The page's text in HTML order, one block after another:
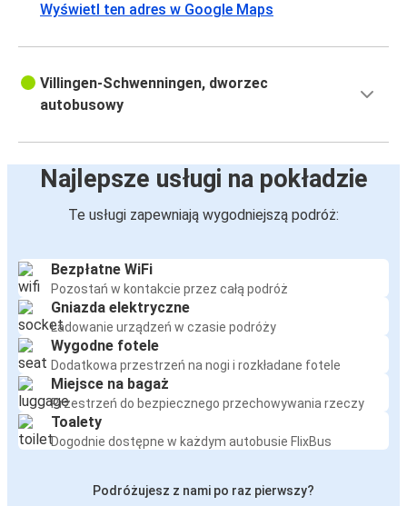
Wyświetl ten adres w Google Maps
Villingen-Schwenningen, dworzec
autobusowy
Najlepsze usługi na pokładzie
Te usługi zapewniają wygodniejszą podróż:
Bezpłatne WiFi
Pozostań w kontakcie przez całą podróż
Gniazda elektryczne
Ładowanie urządzeń w czasie podróży
Wygodne fotele
Dodatkowa przestrzeń na nogi i rozkładane fotele
Miejsce na bagaż
Przestrzeń do bezpiecznego przechowywania rzeczy
Toalety
Dogodnie dostępne w każdym autobusie FlixBus
Podróżujesz z nami po raz pierwszy?